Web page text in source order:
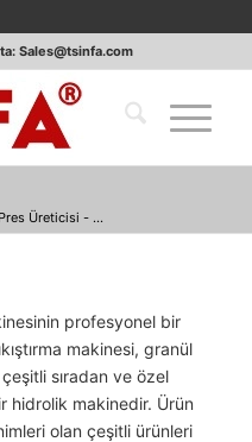
Sales@tsinfa.com
Üreticisi - ...
profesyonel bir
makinesi, granül
sıradan ve özel
hidrolik makinedir. Ürün
olan çeşitli ürünleri